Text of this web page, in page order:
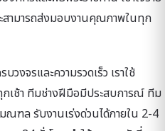
สามารถส่งมอบงานคุณภาพในทุก
งจรและความรวดเร็ว เราใช้
เช้า ทีมช่างฝีมือมีประสบการณ์ ทีม
ฑล รับงานเร่งด่วนได้ภายใน 2-4